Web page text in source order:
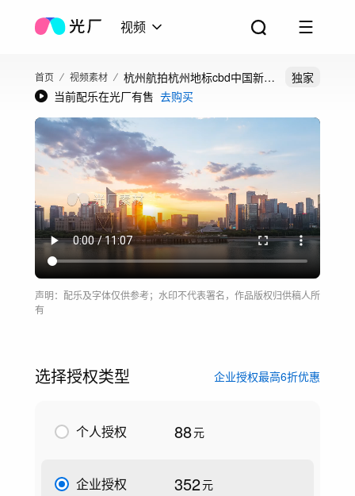
视频
首页 视频素材
杭州航拍杭州地标cbd中国新一
线城市
独家
当前配乐在光厂有售 去购买
声明：配乐及字体仅供参考；水印不代表署名，作品版权归供稿人所
有
选择授权类型 企业授权最高6折优惠
个人授权 88元
企业授权 352元